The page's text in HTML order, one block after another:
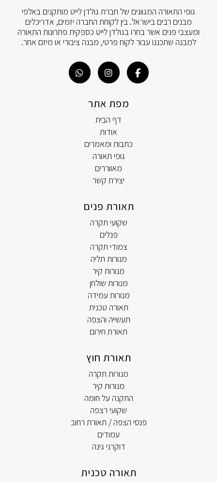
גופי התאורה המגוונים של חברת גולדן לייט מותקנים באלפי
מבנים רבים בישראל. בין לקוחת החברה יזמים, אדריכלים
ומעצבי פנים אשר בחרו בגולדן לייט כספקית פתרונות התאורה
למבנה שתכננו עבור לקוח פרטי, מבנה ציבורי או מיזם אחר.
מפת אתר
דף הבית
אודות
כתבות ומאמרים
גופי תאורה
מאווררים
יצירת קשר
תאורת פנים
שקועי תקרה
פנלים
צמודי תקרה
מנורות תליה
מנורות קיר
מנורות שולחן
מנורות עמידה
תאורה טכנית
תעשייה והצפה
תאורת חירום
תאורת חוץ
מנורות תקרה
מנורות קיר
התקנה על חומה
שקועי רצפה
פנסי הצפה / תאורת רחוב
עמודים
דוקרני גינה
תאורה טכנית